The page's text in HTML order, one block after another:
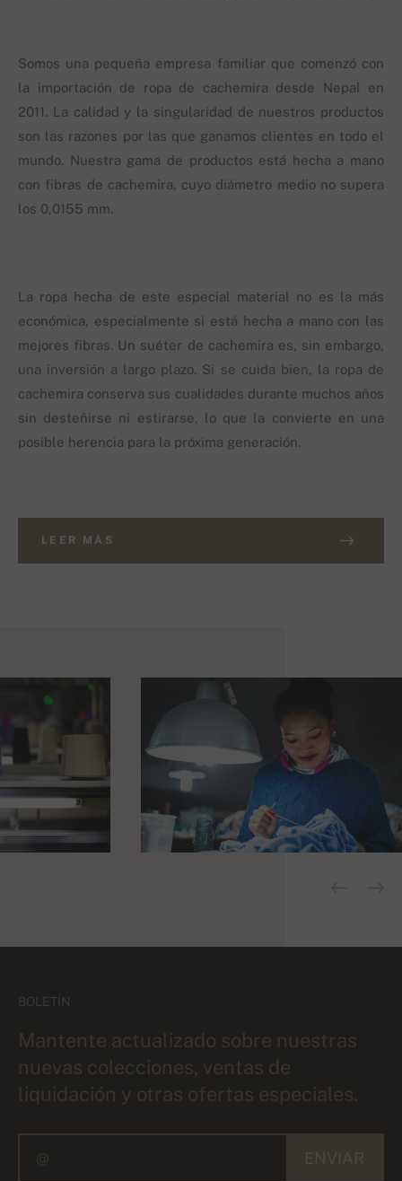
Somos una pequeña empresa familiar que comenzó con
la importación de ropa de cachemira desde Nepal en
2011. La calidad y la singularidad de nuestros productos
son las razones por las que ganamos clientes en todo el
mundo. Nuestra gama de productos está hecha a mano
con fibras de cachemira, cuyo diámetro medio no supera
los 0,0155 mm.
La ropa hecha de este especial material no es la más
económica, especialmente si está hecha a mano con las
mejores fibras. Un suéter de cachemira es, sin embargo,
una inversión a largo plazo. Si se cuida bien, la ropa de
cachemira conserva sus cualidades durante muchos años
sin desteñirse ni estirarse, lo que la convierte en una
posible herencia para la próxima generación.
LEER MÁS
BOLETÍN
Mantente actualizado sobre nuestras
nuevas colecciones, ventas de
liquidación y otras ofertas especiales.